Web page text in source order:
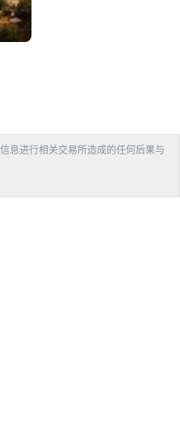
息进行相关交易所造成的任何后果与